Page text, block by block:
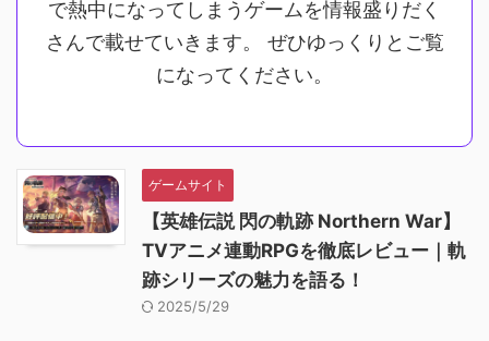
で熱中になってしまうゲームを情報盛りだく
さんで載せていきます。 ぜひゆっくりとご覧
になってください。
ゲームサイト
【英雄伝説 閃の軌跡 Northern War】
TVアニメ連動RPGを徹底レビュー｜軌
跡シリーズの魅力を語る！
2025/5/29